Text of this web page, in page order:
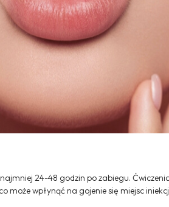
24-48 godzin po zabiegu.
może wpłynąć na gojenie się miejsc